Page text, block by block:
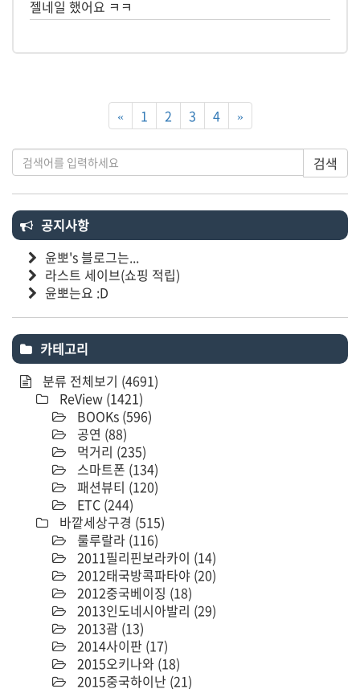
젤네일 했어요 ㅋㅋ
« 1 2 3 4 »
검색
공지사항
윤뽀's 블로그는...
라스트 세이브(쇼핑 적립)
윤뽀는요 :D
카테고리
분류 전체보기 (4691)
ReView (1421)
BOOKs (596)
공연 (88)
먹거리 (235)
스마트폰 (134)
패션뷰티 (120)
ETC (244)
바깥세상구경 (515)
룰루랄라 (116)
2011필리핀보라카이 (14)
2012태국방콕파타야 (20)
2012중국베이징 (18)
2013인도네시아발리 (29)
2013괌 (13)
2014사이판 (17)
2015오키나와 (18)
2015중국하이난 (21)